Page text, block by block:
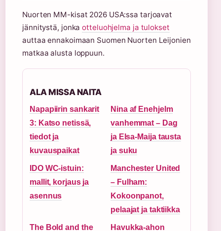
Nuorten MM-kisat 2026 USA:ssa tarjoavat
jännitystä, jonkaotteluohjelma ja tulokset
auttaa ennakoimaan Suomen Nuorten Leijonien
matkaa alusta loppuun.
ALA MISSA NAITA
Napapiirin sankarit
3: Katso netissä,
tiedot ja
kuvauspaikat
Nina af Enehjelm
vanhemmat – Dag
ja Elsa-Maija tausta
ja suku
IDO WC-istuin:
mallit, korjaus ja
asennus
Manchester United
– Fulham:
Kokoonpanot,
pelaajat ja taktiikka
The Bold and the Havukka-ahon